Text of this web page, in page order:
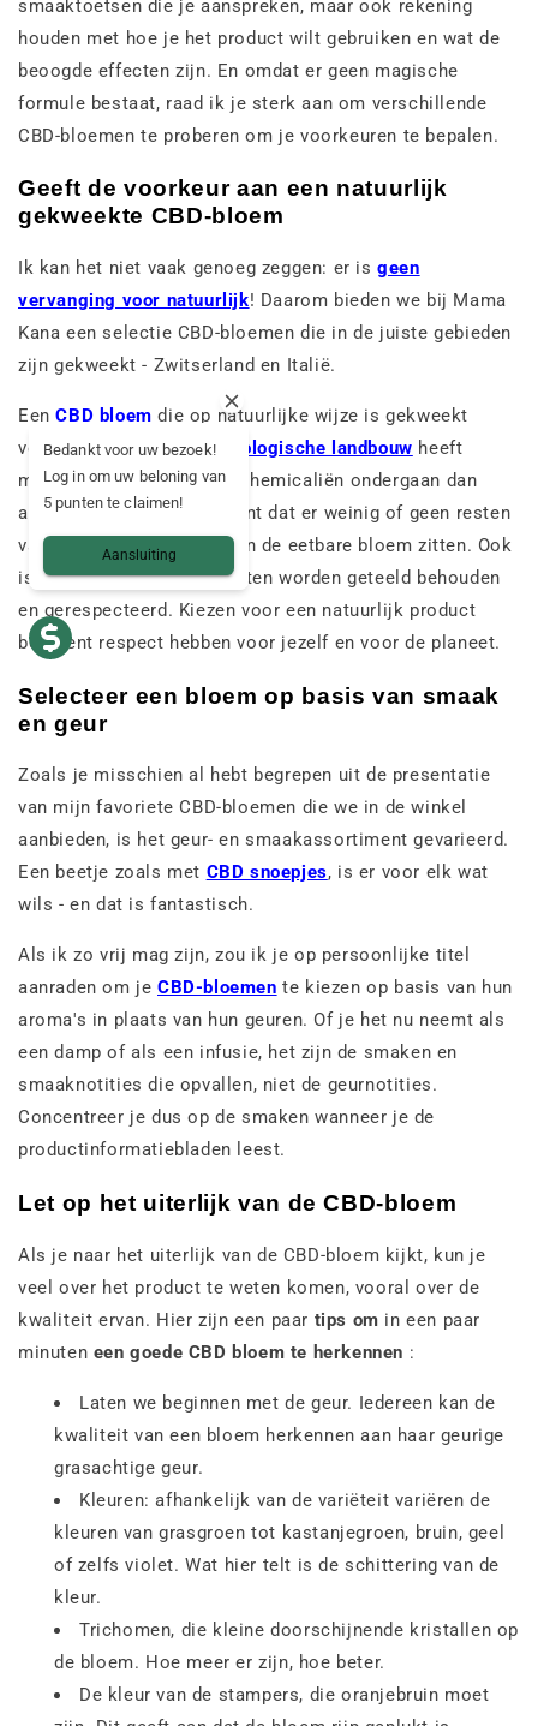
smaaktoetsen die je aanspreken, maar ook rekening
houden met hoe je het product wilt gebruiken en wat de
beoogde effecten zijn. En omdat er geen magische
formule bestaat, raad ik je sterk aan om verschillende
CBD-bloemen te proberen om je voorkeuren te bepalen.
Geeft de voorkeur aan een natuurlijk
gekweekte CBD-bloem
Ik kan het niet vaak genoeg zeggen: er isgeen
vervanging voor natuurlijk! Daarom bieden we bij Mama
Kana een selectie CBD-bloemen die in de juiste gebieden
zijn gekweekt - Zwitserland en Italië.
EenCBD bloem die op natuurlijke wijze is gekweekt
volgens de eisen van de
biologische landbouw heeft
minder behandelingen en chemicaliën ondergaan dan
andere planten. Dit betekent dat er weinig of geen resten
van bestrijdingsmiddelen in de eetbare bloem zitten. Ook
is het land waarop de planten worden geteeld behouden
en gerespecteerd. Kiezen voor een natuurlijk product
betekent respect hebben voor jezelf en voor de planeet.
Selecteer een bloem op basis van smaak
en geur
Zoals je misschien al hebt begrepen uit de presentatie
van mijn favoriete CBD-bloemen die we in de winkel
aanbieden, is het geur- en smaakassortiment gevarieerd.
Een beetje zoals met CBD snoepjes, is er voor elk wat
wils - en dat is fantastisch.
Als ik zo vrij mag zijn, zou ik je op persoonlijke titel
aanraden om je CBD-bloemen te kiezen op basis van hun
aroma's in plaats van hun geuren. Of je het nu neemt als
een damp of als een infusie, het zijn de smaken en
smaaknotities die opvallen, niet de geurnotities.
Concentreer je dus op de smaken wanneer je de
productinformatiebladen leest.
Let op het uiterlijk van de CBD-bloem
Als je naar het uiterlijk van de CBD-bloem kijkt, kun je
veel over het product te weten komen, vooral over de
kwaliteit ervan. Hier zijn een paar tips om in een paar
minuten een goede CBD bloem te herkennen :
Laten we beginnen met de geur. Iedereen kan de
kwaliteit van een bloem herkennen aan haar geurige
grasachtige geur.
Kleuren: afhankelijk van de variëteit variëren de
kleuren van grasgroen tot kastanjegroen, bruin, geel
of zelfs violet. Wat hier telt is de schittering van de
kleur.
Trichomen, die kleine doorschijnende kristallen op
de bloem. Hoe meer er zijn, hoe beter.
De kleur van de stampers, die oranjebruin moet
Bedankt voor uw bezoek!
Log in om uw beloning van
5 punten te claimen!
Aansluiting